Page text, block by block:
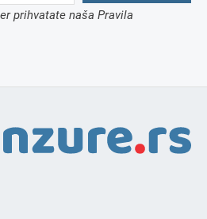
prihvatate naša Pravila